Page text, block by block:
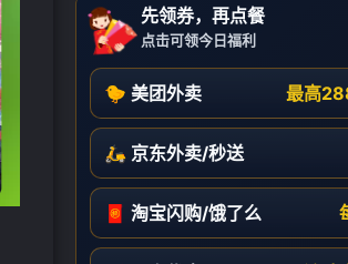
先领券，再点餐
点击可领今日福利
🐤 美团外卖 最高
🛵 京东外卖/秒送
🧧 淘宝闪购/饿了么